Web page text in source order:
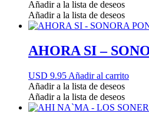
Añadir a la lista de deseos
Añadir a la lista de deseos
AHORA SI –
USD 9.95 Añadir al carrito
Añadir a la lista de deseos
Añadir a la lista de deseos